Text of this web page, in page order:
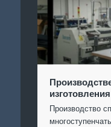
Производство